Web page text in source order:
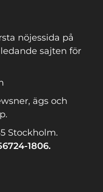
nöjessida på
sajten för
ägs och
Stockholm.
1806.